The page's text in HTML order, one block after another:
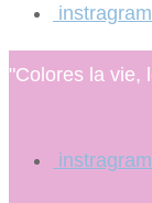
instragram
"Colores la vie,
instragram